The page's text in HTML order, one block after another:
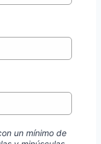
un mínimo de